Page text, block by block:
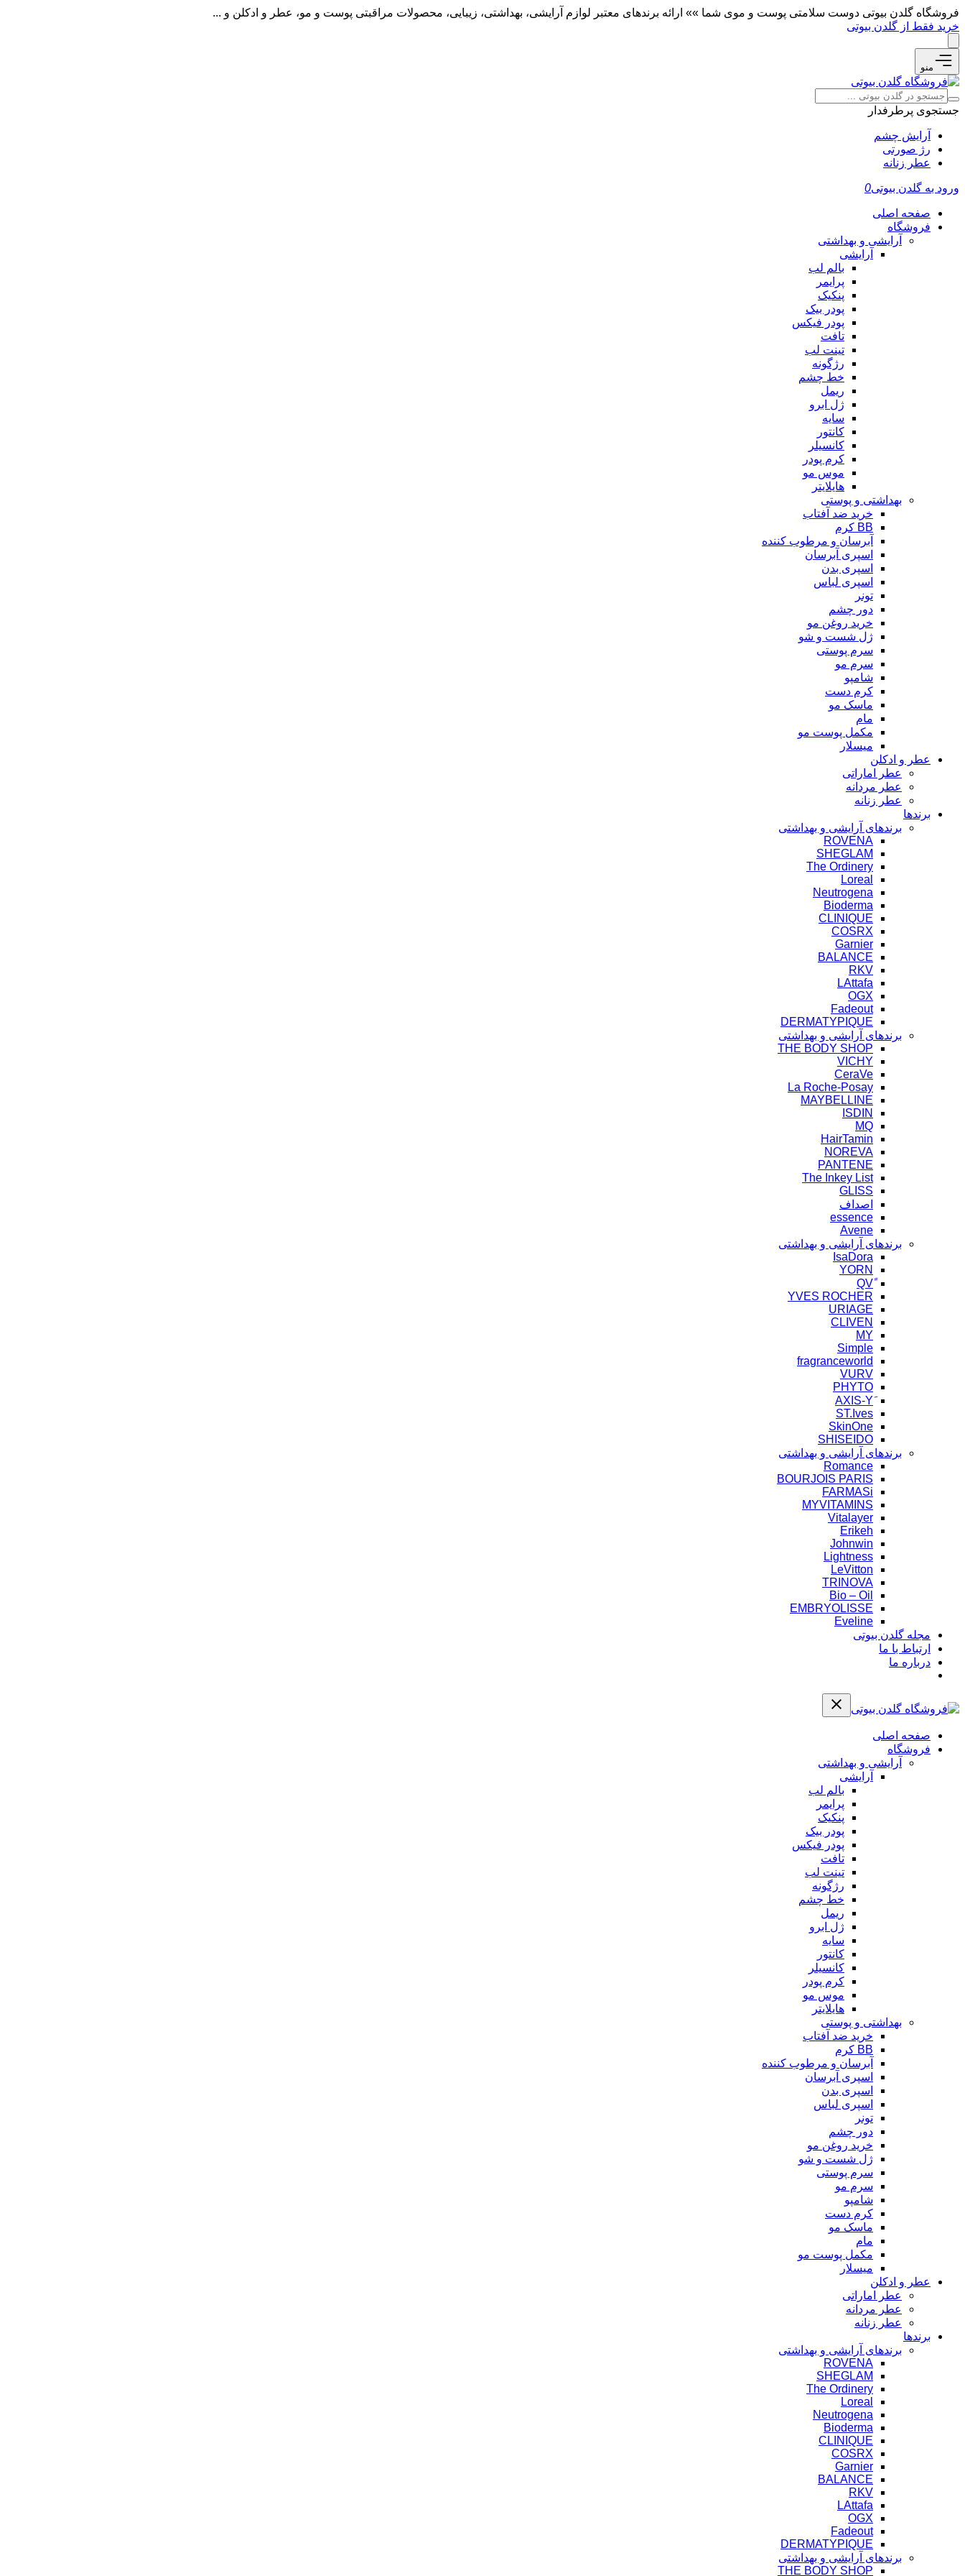
فروشگاه گلدن بیوتی دوست سلامتی پوست و موی شما »» ارائه برندهای معتبر لوازم آرایشی، بهداشتی، زیبایی، محصولات مراقبتی پوست و مو، عطر و ادکلن و ...
خرید فقط از گلدن بیوتی
منو
جستجوی پرطرفدار
آرایش چشم
رژ صورتی
عطر زنانه
ورود به گلدن بیوتی0
صفحه اصلی
فروشگاه
آرایشی و بهداشتی
آرایشی
بالم لب
پرایمر
پنکیک
پودر بیک
پودر فیکس
تافت
تینت لب
رژگونه
خط چشم
ریمل
ژل ابرو
سایه
کانتور
کانسیلر
کرم پودر
موس مو
هایلایتر
بهداشتی و پوستی
خرید ضد آفتاب
BB کرم
آبرسان و مرطوب کننده
اسپری آبرسان
اسپری بدن
اسپری لباس
تونر
دور چشم
خرید روغن مو
ژل شست و شو
سرم پوستی
سرم مو
شامپو
کرم دست
ماسک مو
مام
مکمل پوست مو
میسلار
عطر و ادکلن
عطر اماراتی
عطر مردانه
عطر زنانه
برندها
برندهای آرایشی و بهداشتی
ROVENA
SHEGLAM
The Ordinery
Loreal
Neutrogena
Bioderma
CLINIQUE
COSRX
Garnier
BALANCE
RKV
LAttafa
OGX
Fadeout
DERMATYPIQUE
برندهای آرایشی و بهداشتی
THE BODY SHOP
VICHY
CeraVe
La Roche-Posay
MAYBELLINE
ISDIN
MQ
HairTamin
NOREVA
PANTENE
The Inkey List
GLISS
اصداف
essence
Avene
برندهای آرایشی و بهداشتی
IsaDora
YORN
YVES ROCHER
URIAGE
CLIVEN
MY
Simple
fragranceworld
VURV
PHYTO
ST.Ives
SkinOne
SHISEIDO
برندهای آرایشی و بهداشتی
Romance
BOURJOIS PARIS
FARMASi
MYVITAMINS
Vitalayer
Erikeh
Johnwin
Lightness
LeVitton
TRINOVA
Bio – Oil
EMBRYOLISSE
Eveline
مجله گلدن بیوتی
ارتباط با ما
درباره ما
صفحه اصلی
فروشگاه
آرایشی و بهداشتی
آرایشی
بالم لب
پرایمر
پنکیک
پودر بیک
پودر فیکس
تافت
تینت لب
رژگونه
خط چشم
ریمل
ژل ابرو
سایه
کانتور
کانسیلر
کرم پودر
موس مو
هایلایتر
بهداشتی و پوستی
خرید ضد آفتاب
BB کرم
آبرسان و مرطوب کننده
اسپری آبرسان
اسپری بدن
اسپری لباس
تونر
دور چشم
خرید روغن مو
ژل شست و شو
سرم پوستی
سرم مو
شامپو
کرم دست
ماسک مو
مام
مکمل پوست مو
میسلار
عطر و ادکلن
عطر اماراتی
عطر مردانه
عطر زنانه
برندها
برندهای آرایشی و بهداشتی
ROVENA
SHEGLAM
The Ordinery
Loreal
Neutrogena
Bioderma
CLINIQUE
COSRX
Garnier
BALANCE
RKV
LAttafa
OGX
Fadeout
DERMATYPIQUE
برندهای آرایشی و بهداشتی
THE BODY SHOP